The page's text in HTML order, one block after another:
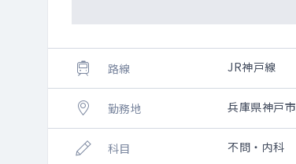
路線 JR神戸線
勤務地 兵庫県神戸
科目 不問・内科